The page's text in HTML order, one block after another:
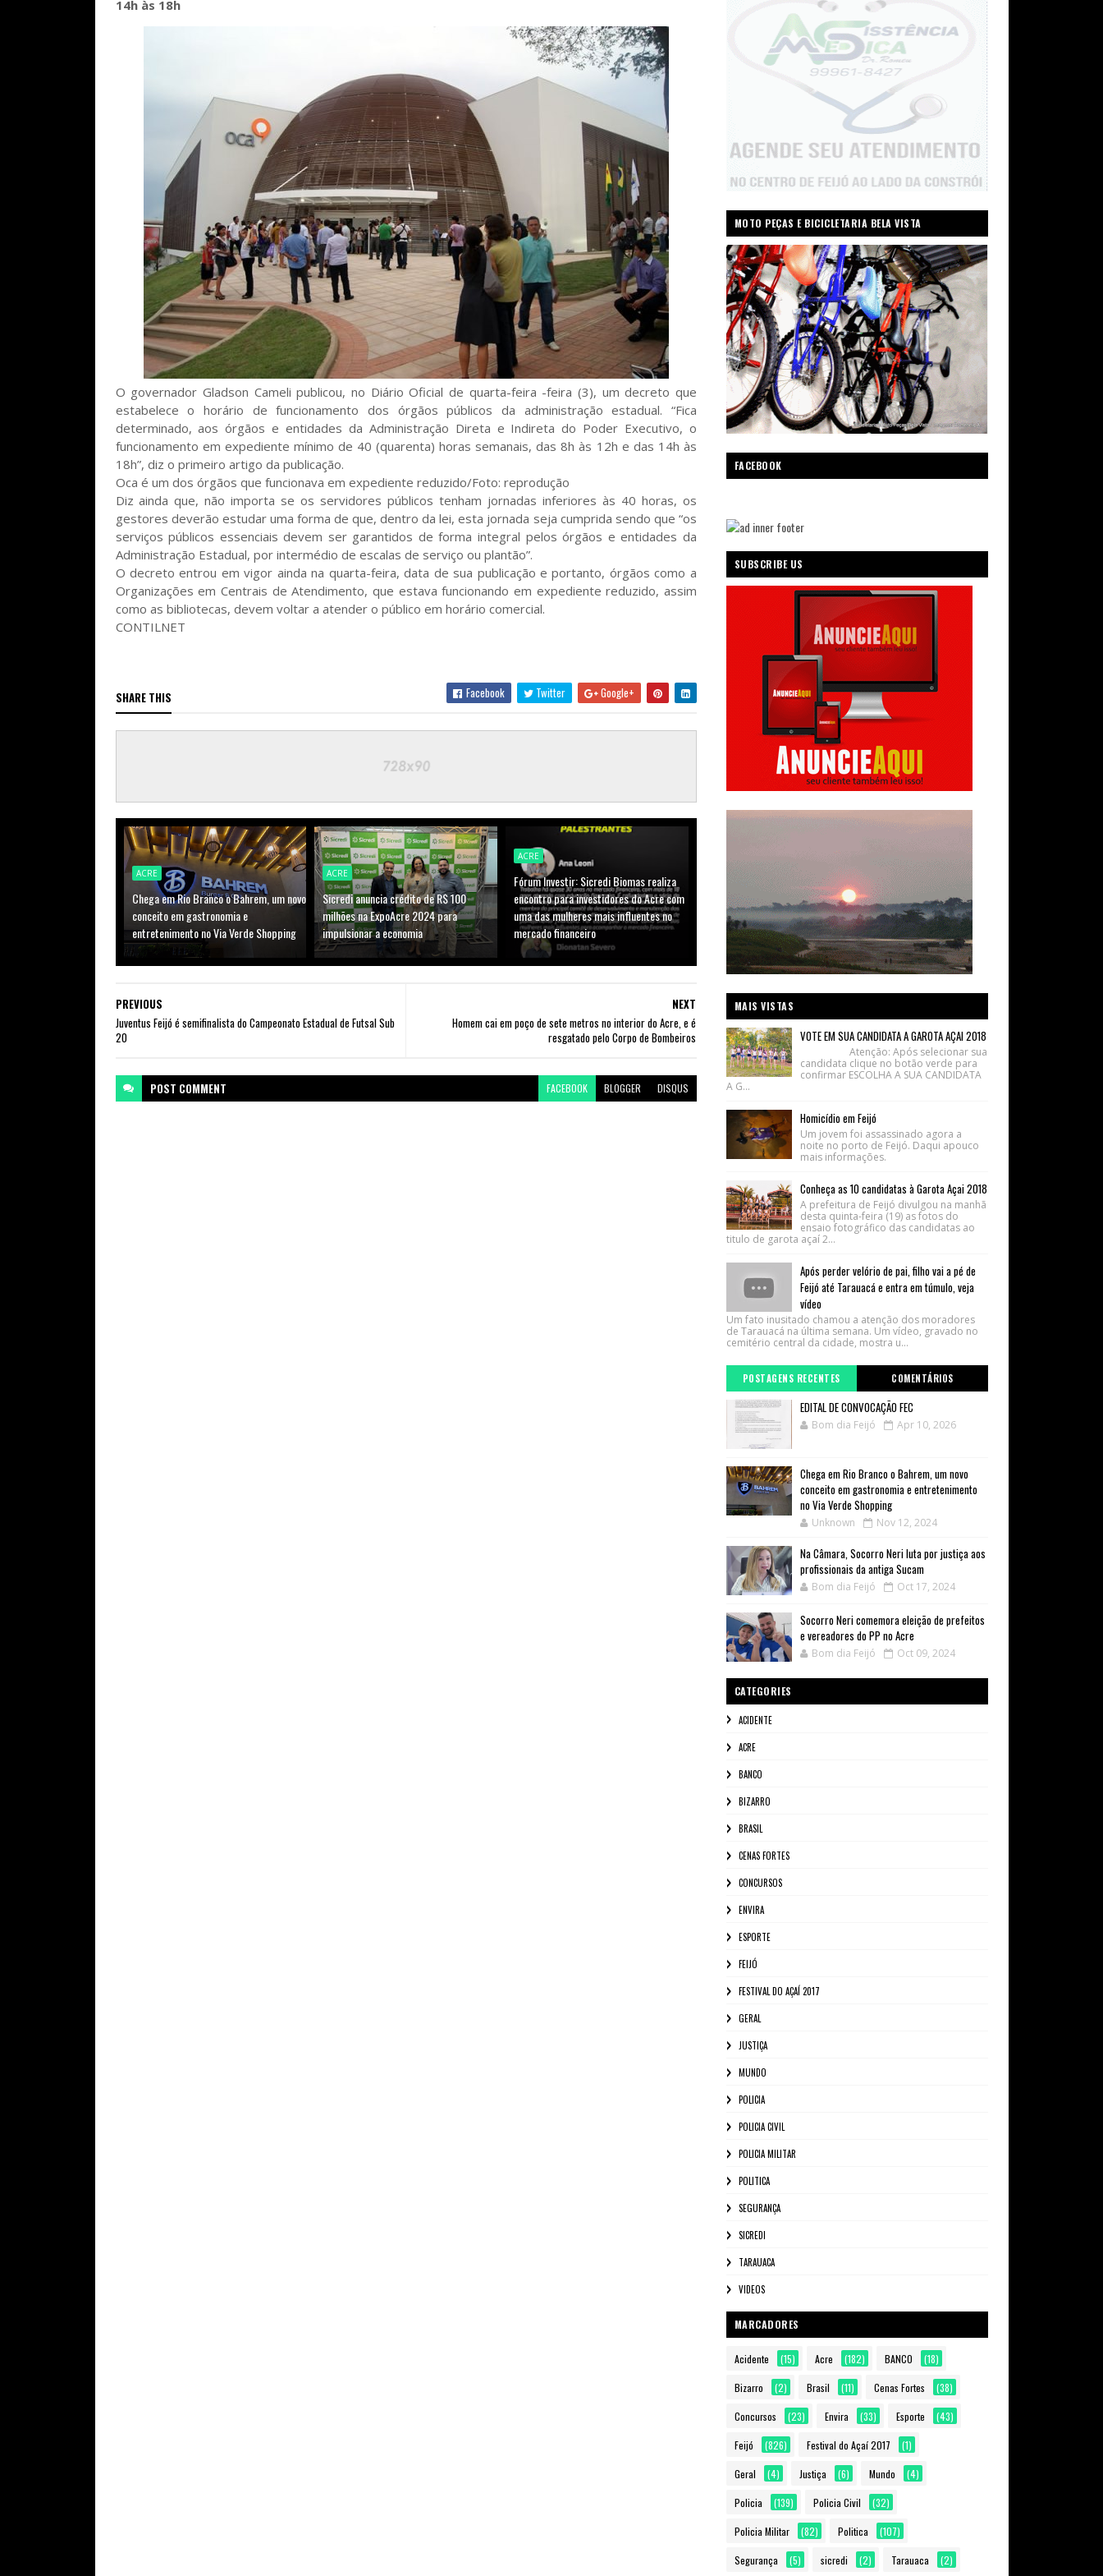
14h às 18h
O governador Gladson Cameli publicou, no Diário Oficial de quarta-feira -feira (3), um decreto que
estabelece o horário de funcionamento dos órgãos públicos da administração estadual. “Fica
determinado, aos órgãos e entidades da Administração Direta e Indireta do Poder Executivo, o
funcionamento em expediente mínimo de 40 (quarenta) horas semanais, das 8h às 12h e das 14h às
18h”, diz o primeiro artigo da publicação.
Oca é um dos órgãos que funcionava em expediente reduzido/Foto: reprodução
Diz ainda que, não importa se os servidores públicos tenham jornadas inferiores às 40 horas, os
gestores deverão estudar uma forma de que, dentro da lei, esta jornada seja cumprida sendo que “os
serviços públicos essenciais devem ser garantidos de forma integral pelos órgãos e entidades da
Administração Estadual, por intermédio de escalas de serviço ou plantão”.
O decreto entrou em vigor ainda na quarta-feira, data de sua publicação e portanto, órgãos como a
Organizações em Centrais de Atendimento, que estava funcionando em expediente reduzido, assim
como as bibliotecas, devem voltar a atender o público em horário comercial.
CONTILNET
SHARE THIS Facebook Twitter Google+
ACRE
Chega em Rio Branco o Bahrem, um novo
conceito em gastronomia e
entretenimento no Via Verde Shopping
ACRE
Sicredi anuncia crédito de R$ 100
milhões na ExpoAcre 2024 para
impulsionar a economia
ACRE
Fórum Investir: Sicredi Biomas realiza
encontro para investidores do Acre com
uma das mulheres mais influentes no
mercado financeiro
NEXT
Homem cai em poço de sete metros no interior do Acre, e é
resgatado pelo Corpo de Bombeiros
PREVIOUS
Juventus Feijó é semifinalista do Campeonato Estadual de Futsal Sub
20
POST COMMENT FACEBOOK BLOGGER DISQUS
MOTO PEÇAS E BICICLETARIA BELA VISTA
FACEBOOK
SUBSCRIBE US
MAIS VISTAS
VOTE EM SUA CANDIDATA A GAROTA AÇAI 2018
Atenção: Após selecionar sua
candidata clique no botão verde para
confirmar ESCOLHA A SUA CANDIDATA
A G...
Homicídio em Feijó
Um jovem foi assassinado agora a
noite no porto de Feijó. Daqui apouco
mais informações.
Conheça as 10 candidatas à Garota Açai 2018
A prefeitura de Feijó divulgou na manhã
desta quinta-feira (19) as fotos do
ensaio fotográfico das candidatas ao
titulo de garota açaí 2...
Após perder velório de pai, filho vai a pé de
Feijó até Tarauacá e entra em túmulo, veja
vídeo
Um fato inusitado chamou a atenção dos moradores
de Tarauacá na última semana. Um vídeo, gravado no
cemitério central da cidade, mostra u...
POSTAGENS RECENTES COMENTÁRIOS
EDITAL DE CONVOCAÇÃO FEC
Bom dia Feijó Apr 10, 2026
Chega em Rio Branco o Bahrem, um novo
conceito em gastronomia e entretenimento
no Via Verde Shopping
Unknown Nov 12, 2024
Na Câmara, Socorro Neri luta por justiça aos
profissionais da antiga Sucam
Bom dia Feijó Oct 17, 2024
Socorro Neri comemora eleição de prefeitos
e vereadores do PP no Acre
Bom dia Feijó Oct 09, 2024
CATEGORIES
ACIDENTE
ACRE
BANCO
BIZARRO
BRASIL
CENAS FORTES
CONCURSOS
ENVIRA
ESPORTE
FEIJÓ
FESTIVAL DO AÇAÍ 2017
GERAL
JUSTIÇA
MUNDO
POLICIA
POLICIA CIVIL
POLICIA MILITAR
POLITICA
SEGURANÇA
SICREDI
TARAUACA
VIDEOS
MARCADORES
Acidente (15) Acre (182) BANCO (18)
Bizarro (2) Brasil (11) Cenas Fortes (38)
Concursos (23) Envira (33) Esporte (43)
Feijó (826) Festival do Açaí 2017 (1)
Geral (4) Justiça (6) Mundo (4)
Policia (139) Policia Civil (32)
Policia Militar (82) Politica (107)
Segurança (5) sicredi (2) Tarauaca (2)